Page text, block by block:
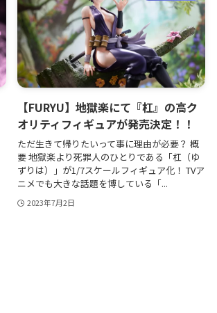
【FURYU】地獄楽にて『杠』の高ク
オリティフィギュアが発売決定！！
ただ生きて帰りたいって事に理由が必要？ 概
要 地獄楽より死罪人のひとりである「杠（ゆ
ずりは）」が1/7スケールフィギュア化！ TVア
ニメでも大きな話題を博している「...
2023年7月2日